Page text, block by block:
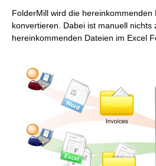
FolderMill wird die
konvertieren. Dabei ist manuell
hereinkommenden Dateien im Excel